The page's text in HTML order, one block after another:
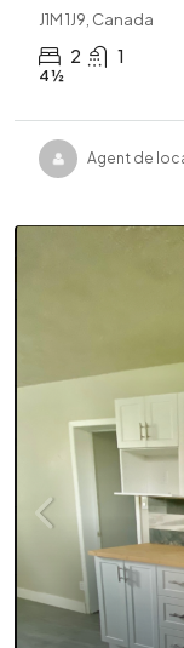
J1M 1J9, Canada
2 1
4 ½
Agent de